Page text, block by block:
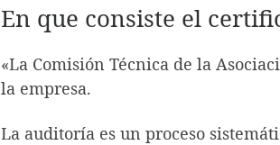
En que consiste el
«La Comisión Técnica de la
la empresa.
La auditoría es un proceso